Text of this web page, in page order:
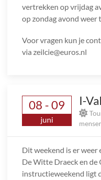
vertrekken op vrijdag
op zondag avond weer
Voor vragen kun je
via zeilcie@euros.nl
08 - 09
juni
I-
Dit weekend is er
De Witte Draeck en de
instructieweekend ligt